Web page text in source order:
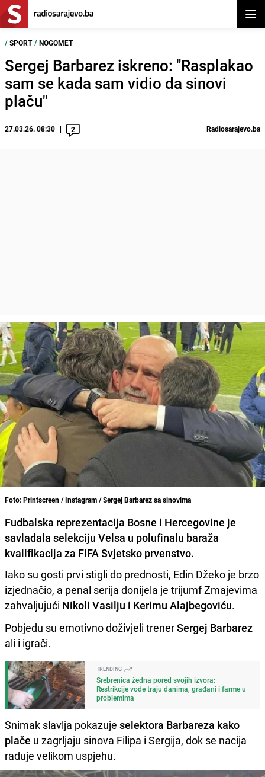
/ SPORT / NOGOMET
Sergej Barbarez iskreno: "Rasplakao
sam se kada sam vidio da sinovi
plaču"
27.03.26. 08:30 2 Radiosarajevo.ba
Foto: Printscreen / Instagram / Sergej Barbarez sa sinovima
Fudbalska reprezentacija Bosne i Hercegovine je
savladala selekciju Velsa u polufinalu baraža
kvalifikacija za FIFA Svjetsko prvenstvo.
Iako su gosti prvi stigli do prednosti, Edin Džeko je brzo
izjednačio, a penal serija donijela je trijumf Zmajevima
zahvaljujući Nikoli Vasilju i Kerimu Alajbegoviću.
Pobjedu su emotivno doživjeli trenerSergej Barbarez
ali i igrači.
TRENDING
Srebrenica žedna pored svojih izvora:
Restrikcije vode traju danima, građani i farme u
problemima
Snimak slavlja pokazuje selektora Barbareza kako
plače u zagrljaju sinova Filipa i Sergija, dok se nacija
raduje velikom uspjehu.